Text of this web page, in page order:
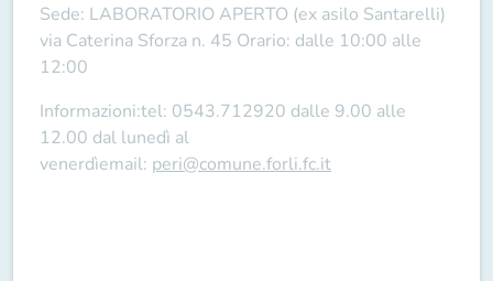
Sede: LABORATORIO APERTO (ex asilo Santarelli)
via Caterina Sforza n. 45 Orario: dalle 10:00 alle
12:00
Informazioni:tel: 0543.712920 dalle 9.00 alle
12.00 dal lunedì al
venerdìemail: peri@comune.forli.fc.it